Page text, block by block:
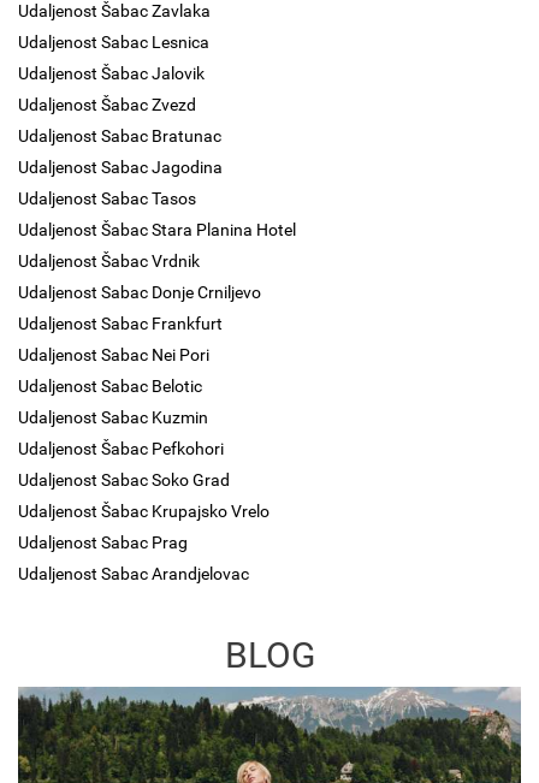
Udaljenost Šabac Zavlaka
Udaljenost Sabac Lesnica
Udaljenost Šabac Jalovik
Udaljenost Šabac Zvezd
Udaljenost Sabac Bratunac
Udaljenost Sabac Jagodina
Udaljenost Sabac Tasos
Udaljenost Šabac Stara Planina Hotel
Udaljenost Šabac Vrdnik
Udaljenost Sabac Donje Crniljevo
Udaljenost Sabac Frankfurt
Udaljenost Sabac Nei Pori
Udaljenost Sabac Belotic
Udaljenost Sabac Kuzmin
Udaljenost Šabac Pefkohori
Udaljenost Sabac Soko Grad
Udaljenost Šabac Krupajsko Vrelo
Udaljenost Sabac Prag
Udaljenost Sabac Arandjelovac
BLOG